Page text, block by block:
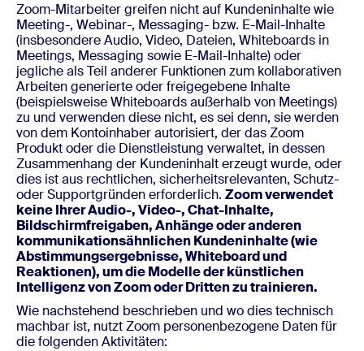
Zoom-Mitarbeiter greifen nicht auf Kundeninhalte wie
Meeting-, Webinar-, Messaging- bzw. E-Mail-Inhalte
(insbesondere Audio, Video, Dateien, Whiteboards in
Meetings, Messaging sowie E-Mail-Inhalte) oder
jegliche als Teil anderer Funktionen zum kollaborativen
Arbeiten generierte oder freigegebene Inhalte
(beispielsweise Whiteboards außerhalb von Meetings)
zu und verwenden diese nicht, es sei denn, sie werden
von dem Kontoinhaber autorisiert, der das Zoom
Produkt oder die Dienstleistung verwaltet, in dessen
Zusammenhang der Kundeninhalt erzeugt wurde, oder
dies ist aus rechtlichen, sicherheitsrelevanten, Schutz-
oder Supportgründen erforderlich. Zoom verwendet
keine Ihrer Audio-, Video-, Chat-Inhalte,
Bildschirmfreigaben, Anhänge oder anderen
kommunikationsähnlichen Kundeninhalte (wie
Abstimmungsergebnisse, Whiteboard und
Reaktionen), um die Modelle der künstlichen
Intelligenz von Zoom oder Dritten zu trainieren.
Wie nachstehend beschrieben und wo dies technisch
machbar ist, nutzt Zoom personenbezogene Daten für
die folgenden Aktivitäten: